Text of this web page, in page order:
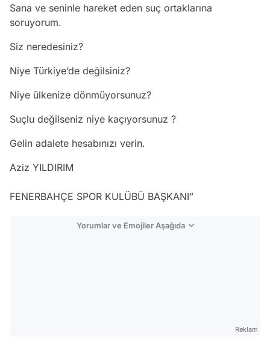
Sana ve seninle hareket eden suç ortaklarına
soruyorum.
Siz neredesiniz?
Niye Türkiye’de değilsiniz?
Niye ülkenize dönmüyorsunuz?
Suçlu değilseniz niye kaçıyorsunuz ?
Gelin adalete hesabınızı verin.
Aziz YILDIRIM
FENERBAHÇE SPOR KULÜBÜ BAŞKANI”
Yorumlar ve Emojiler Aşağıda
Reklam